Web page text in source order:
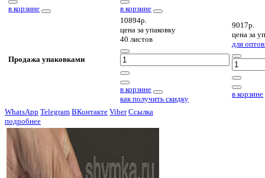
в корзине в корзине
Продажа упаковками
10894р.
цена за упаковку
40 листов
в корзине
как получить скидку
9017р.
цена за
для
в корзине
WhatsApp Telegram ВКонтакте Viber Ссылка
подробнее